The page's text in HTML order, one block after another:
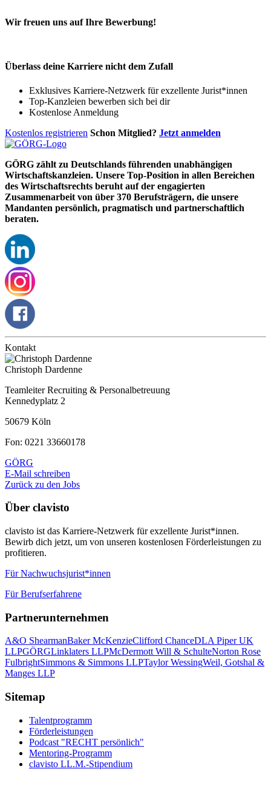
Wir freuen uns auf Ihre Bewerbung!
Überlass deine Karriere nicht dem Zufall
Exklusives Karriere-Netzwerk für exzellente Jurist*innen
Top-Kanzleien bewerben sich bei dir
Kostenlose Anmeldung
Kostenlos registrieren Schon Mitglied? Jetzt anmelden
GÖRG zählt zu Deutschlands führenden unabhängigen
Wirtschaftskanzleien. Unsere Top-Position in allen Bereichen
des Wirtschaftsrechts beruht auf der engagierten
Zusammenarbeit von über 370 Berufsträgern, die unsere
Mandanten persönlich, pragmatisch und partnerschaftlich
beraten.
Kontakt
Christoph Dardenne
Teamleiter Recruiting & Personalbetreuung
Kennedyplatz 2
50679 Köln
Fon: 0221 33660178
GÖRG
E-Mail schreiben
Zurück zu den Jobs
Über clavisto
clavisto ist das Karriere-Netzwerk für exzellente Jurist*innen.
Bewirb dich jetzt, um von unseren kostenlosen Förderleistungen zu
profitieren.
Für Nachwuchsjurist*innen
Für Berufserfahrene
Partnerunternehmen
A&O ShearmanBaker McKenzieClifford ChanceDLA Piper UK
LLPGÖRGLinklaters LLPMcDermott Will & SchulteNorton Rose
FulbrightSimmons & Simmons LLPTaylor WessingWeil, Gotshal &
Manges LLP
Sitemap
Talentprogramm
Förderleistungen
Podcast "RECHT persönlich"
Mentoring-Programm
clavisto LL.M.-Stipendium